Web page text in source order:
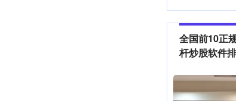
全国前10正
杆炒股软件